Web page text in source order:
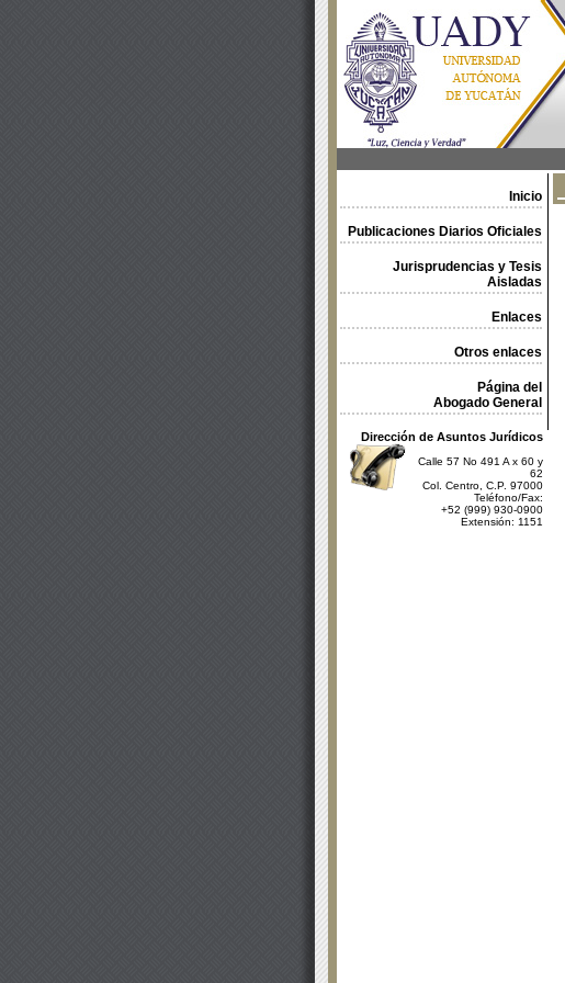
Inicio
Publicaciones Diarios Oficiales
Jurisprudencias y Tesis
Aisladas
Enlaces
Otros enlaces
Página del
Abogado General
Dirección de Asuntos Jurídicos
Calle 57 No 491 A x 60 y
62
Col. Centro, C.P. 97000
Teléfono/Fax:
+52 (999) 930-0900
Extensión: 1151